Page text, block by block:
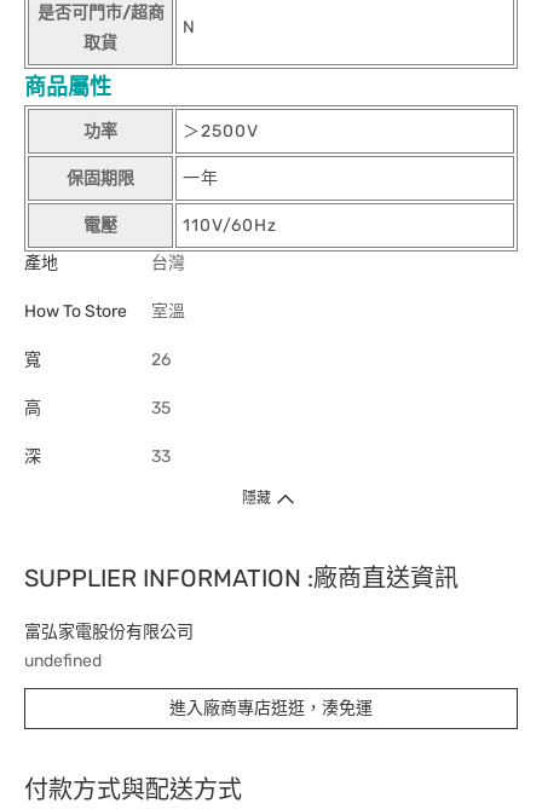
是否可門市/超商
取貨
N
商品屬性
功率 ＞2500V
保固期限 一年
電壓
110V/60Hz
產地
台灣
How To Store 室溫
寬 26
高 35
深 33
隱藏
SUPPLIER INFORMATION :廠商直送資訊
富弘家電股份有限公司
undefined
進入廠商專店逛逛，湊免運
付款方式與配送方式